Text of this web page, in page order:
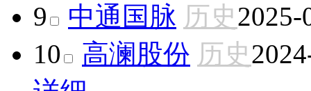
9
中通国脉 历史2025-
10
高澜股份 历史